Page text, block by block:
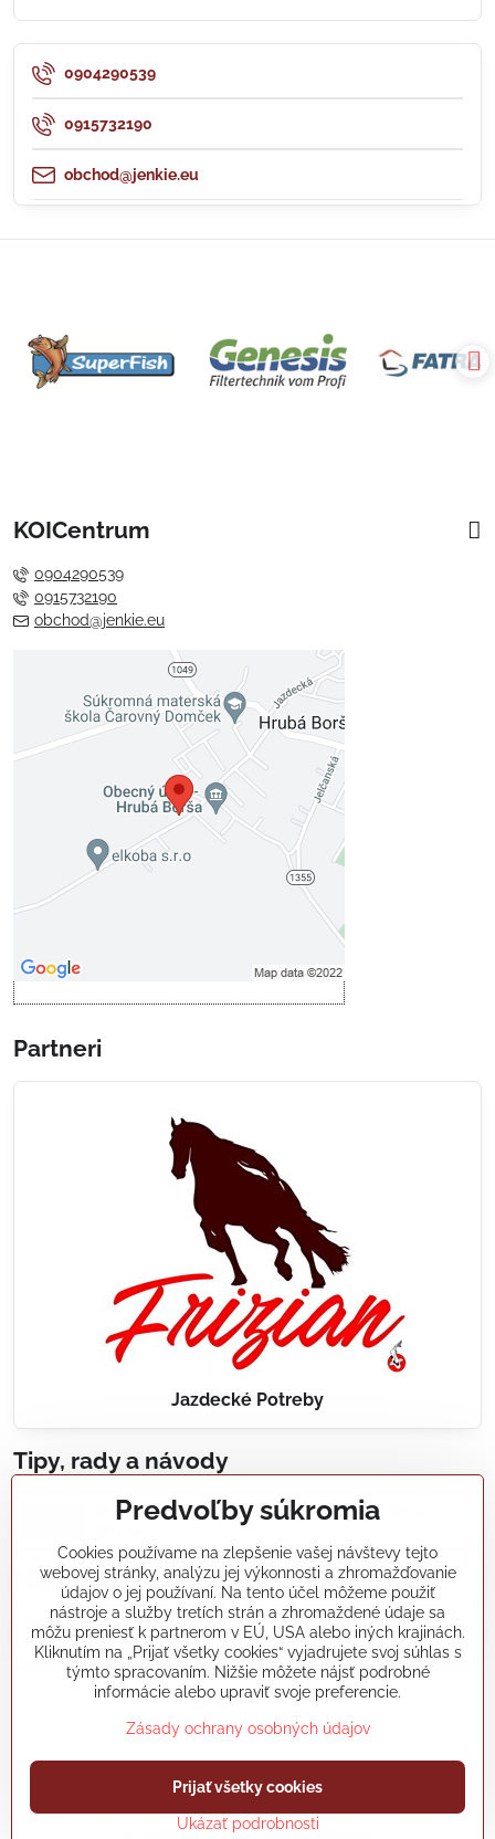
0904290539
0915732190
obchod@jenkie.eu
KOICentrum
0904290539
0915732190
obchod@jenkie.eu
Externý obsah je blokovaný
Voľbami súkromia
Prajete si načítať externý obsah?
Povoliť tentokrát
Povoliť a zapamätať - súhlas s
Partneri
Jazdecké Potreby
Tipy, rady a návody
Realizácie záhradných jazierok, bazénov, fontán,
Články a blogy
Rady a návody
koikapre/?ref=hl
©2026Copyright
Predvoľby súkromiaZásady ochrany osobných údajov
Vytvorené pomocou:BiznisWeb.sk
Predvoľby súkromia
Cookies používame na zlepšenie vašej návštevy tejto
webovej stránky, analýzu jej výkonnosti a zhromažďovanie
údajov o jej používaní. Na tento účel môžeme použiť
nástroje a služby tretích strán a zhromaždené údaje sa
môžu preniesť k partnerom v EÚ, USA alebo iných krajinách.
Kliknutím na „Prijať všetky cookies“ vyjadrujete svoj súhlas s
týmto spracovaním. Nižšie môžete nájsť podrobné
informácie alebo upraviť svoje preferencie.
Zásady ochrany osobných údajov
Ukázať podrobnosti
Prijať všetky cookies